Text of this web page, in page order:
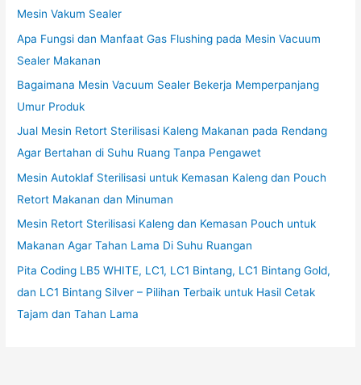
Mesin Vakum Sealer
Apa Fungsi dan Manfaat Gas Flushing pada Mesin Vacuum
Sealer Makanan
Bagaimana Mesin Vacuum Sealer Bekerja Memperpanjang
Umur Produk
Jual Mesin Retort Sterilisasi Kaleng Makanan pada Rendang
Agar Bertahan di Suhu Ruang Tanpa Pengawet
Mesin Autoklaf Sterilisasi untuk Kemasan Kaleng dan Pouch
Retort Makanan dan Minuman
Mesin Retort Sterilisasi Kaleng dan Kemasan Pouch untuk
Makanan Agar Tahan Lama Di Suhu Ruangan
Pita Coding LB5 WHITE, LC1, LC1 Bintang, LC1 Bintang Gold,
dan LC1 Bintang Silver – Pilihan Terbaik untuk Hasil Cetak
Tajam dan Tahan Lama